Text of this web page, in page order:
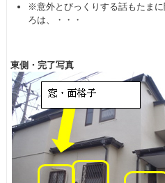
※意外とびっくりする話もたま
ろは、・・・
東側・完了写真